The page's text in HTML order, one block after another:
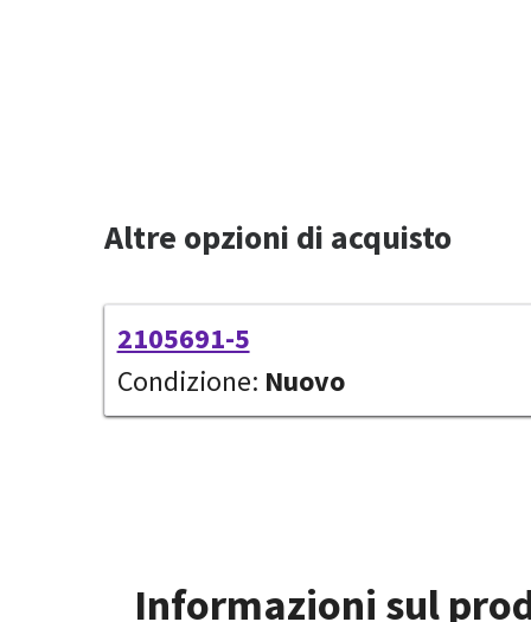
Altre opzioni di acquisto
2105691-5
Condizione: Nuovo
Informazioni sul